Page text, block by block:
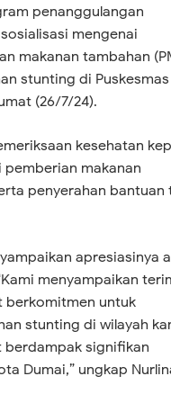
penanggulangan
mengenai
makanan tambahan
stunting di Puskesmas
(26/7/24).
kesehatan
makanan
penyerahan bantuan
apresiasinya
menyampaikan
berkomitmen untuk
stunting di wilayah
berdampak signifikan
Dumai,” ungkap